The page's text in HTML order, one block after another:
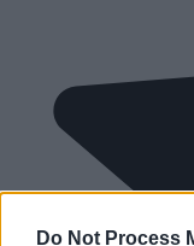
Do Not Process